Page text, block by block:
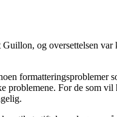
og oversettelsen var
formatteringsproblemer
problemene. For de som